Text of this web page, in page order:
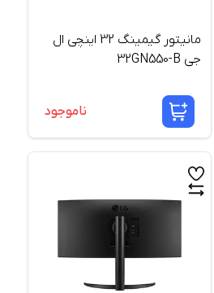
مانیتور گیمینگ 32 اینچی ال
جی 32GN550-B
ناموجود